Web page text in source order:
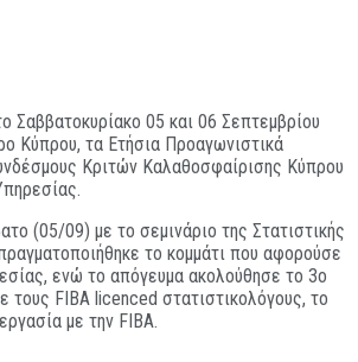
Σαββατοκυρίακο 05 και 06 Σεπτεμβρίου
Κύπρου, τα Ετήσια Προαγωνιστικά
Κριτών Καλαθοσφαίρισης Κύπρου
(05/09) με το σεμινάριο της Στατιστικής
το κομμάτι που αφορούσε
ενώ το απόγευμα ακολούθησε το 3ο
τους FIBA licenced στατιστικολόγους, το
με την FIBA.